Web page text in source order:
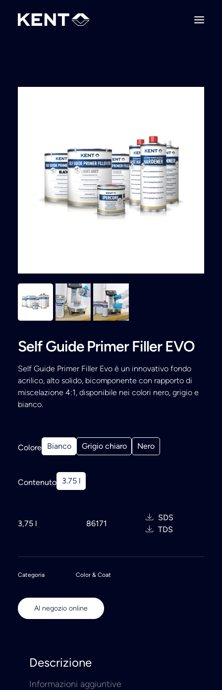
Self Guide Primer Filler EVO
Self Guide Primer Filler Evo è un innovativo fondo
acrilico, alto solido, bicomponente con rapporto di
miscelazione 4:1, disponibile nei colori nero, grigio e
bianco.
Colore Bianco Grigio chiaro Nero
Contenuto 3.75 l
3,75 l 86171
SDS
TDS
Categoria Color & Coat
Al negozio online
Descrizione
Informazioni aggiuntive